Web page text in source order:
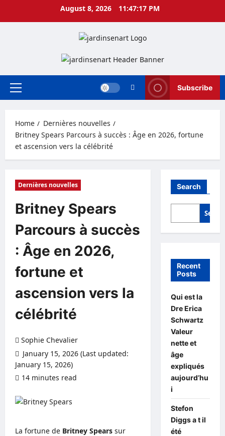
August 8, 2026 11:47:18 PM
Primary
Subscribe
Home
Dernières nouvelles
Britney Spears Parcours à succès : Âge en 2026, fortune
et ascension vers la célébrité
Dernières nouvelles
Britney Spears
Parcours à succès
: Âge en 2026,
fortune et
ascension vers la
célébrité
Sophie Chevalier
January 15, 2026 (Last updated:
January 15, 2026)
14 minutes read
La fortune de Britney Spears sur
Search
Recent
Posts
Qui est la
Dre Erica
Schwartz
Valeur
nette et
âge
expliqués
aujourd’hu
i
Stefon
Diggs a t il
été